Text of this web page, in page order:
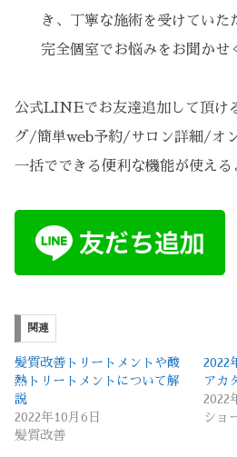
き、丁寧な施術を受けていた
完全個室でお悩みをお聞かせ
公式LINEでお友達追加して頂け
グ/簡単web予約/サロン詳細/オ
一括でできる便利な機能が使え
関連
髪質改善トリートメントや酸
熱トリートメントについて解
説
2022年10月6日
髪質改善
2022
アカ
2022
ショ